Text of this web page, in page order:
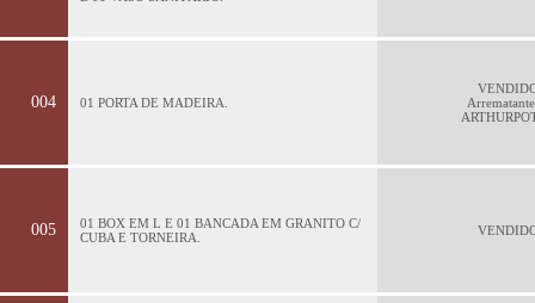
004 01 PORTA DE MADEIRA.
005
01 BOX EM L E 01 BANCADA EM GRANITO C/
CUBA E TORNEIRA.